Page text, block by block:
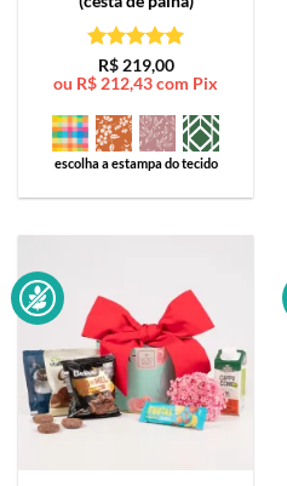
Avaliação5
de 5
R$219,00
ou R$ 212,43com Pix
escolha a estampa do tecido